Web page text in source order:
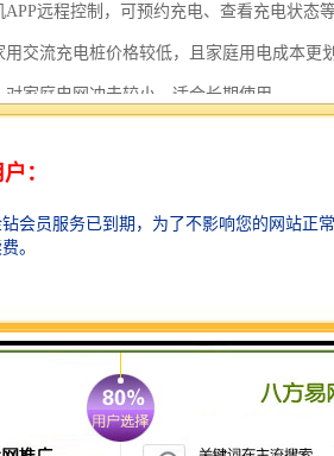
远程控制，可预约充电、查看充电状态等
交流充电桩价格较低，且家庭用电成本更划
家庭电网冲击较小，适合长期使用。
电，既经济又环保。